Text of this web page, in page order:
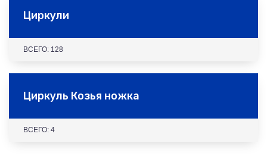
Циркули
ВСЕГО: 128
Циркуль Козья ножка
ВСЕГО: 4